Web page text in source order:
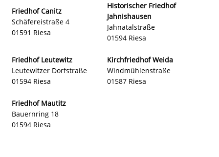
Friedhof Canitz
Schäfereistraße 4
01591 Riesa
Historischer Friedhof
Jahnishausen
Jahnatalstraße
01594 Riesa
Friedhof Leutewitz
Leutewitzer Dorfstraße
01594 Riesa
Kirchfriedhof Weida
Windmühlenstraße
01587 Riesa
Friedhof Mautitz
Bauernring 18
01594 Riesa